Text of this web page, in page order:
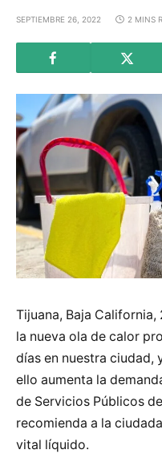
SEPTIEMBRE 26, 2022 2 MINS
Tijuana, Baja
la nueva ola de calor
días en nuestra ciudad,
ello aumenta la
de Servicios Públicos
recomienda a la
vital líquido.